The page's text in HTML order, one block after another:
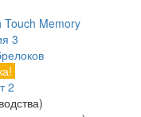
Touch Memory
3
2